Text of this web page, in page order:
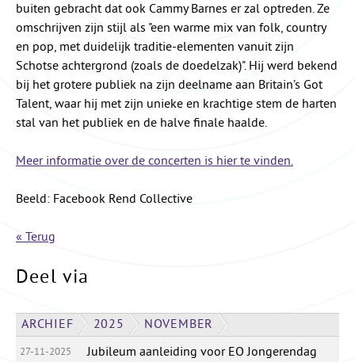
buiten gebracht dat ook Cammy Barnes er zal optreden. Ze
omschrijven zijn stijl als "een warme mix van folk, country
en pop, met duidelijk traditie-elementen vanuit zijn
Schotse achtergrond (zoals de doedelzak)". Hij werd bekend
bij het grotere publiek na zijn deelname aan Britain’s Got
Talent, waar hij met zijn unieke en krachtige stem de harten
stal van het publiek en de halve finale haalde.
Meer informatie over de concerten is hier te vinden.
Beeld: Facebook Rend Collective
« Terug
Deel via
ARCHIEF 2025 NOVEMBER
27-11-2025
Jubileum aanleiding voor EO Jongerendag